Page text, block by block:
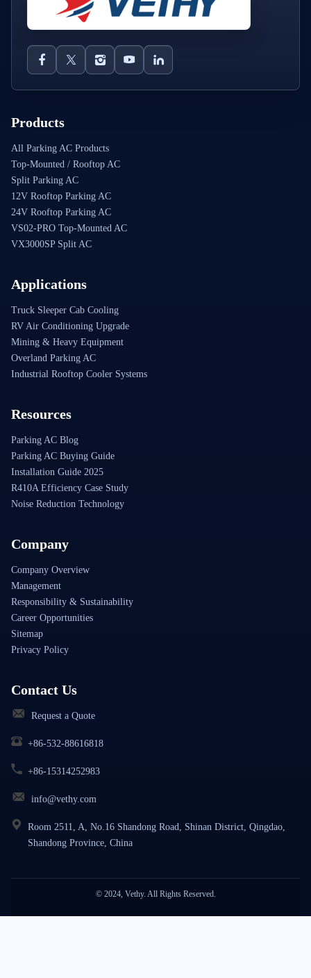
Products
All Parking AC Products
Top-Mounted / Rooftop AC
Split Parking AC
12V Rooftop Parking AC
24V Rooftop Parking AC
VS02-PRO Top-Mounted AC
VX3000SP Split AC
Applications
Truck Sleeper Cab Cooling
RV Air Conditioning Upgrade
Mining & Heavy Equipment
Overland Parking AC
Industrial Rooftop Cooler Systems
Resources
Parking AC Blog
Parking AC Buying Guide
Installation Guide 2025
R410A Efficiency Case Study
Noise Reduction Technology
Company
Company Overview
Management
Responsibility & Sustainability
Career Opportunities
Sitemap
Privacy Policy
Contact Us
Request a Quote
+86-532-88616818
+86-15314252983
info@vethy.com
Room 2511, A, No.16 Shandong Road, Shinan District, Qingdao,
Shandong Province, China
© 2024, Vethy. All Rights Reserved.